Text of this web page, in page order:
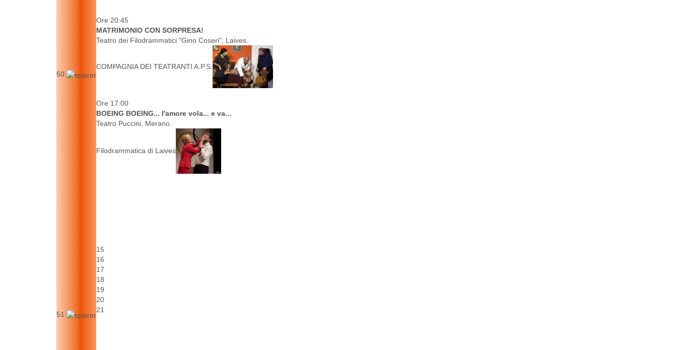
50
Ore 20:45
MATRIMONIO CON SORPRESA!
Teatro dei Filodrammatici "Gino Coseri", Laives.
COMPAGNIA DEI TEATRANTI A.P.S.
Ore 17:00
BOEING BOEING... l'amore vola... e va...
Teatro Puccini, Merano.
Filodrammatica di Laives
51
15
16
17
18
19
20
21